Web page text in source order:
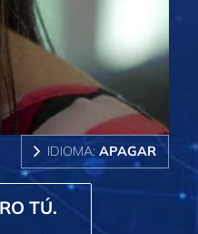
IDIOMA: APAGAR
TÚ.